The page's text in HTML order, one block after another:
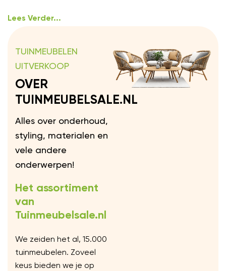
Lees Verder...
TUINMEUBELEN
UITVERKOOP
OVER
TUINMEUBELSALE.NL
Alles over onderhoud,
styling, materialen en
vele andere
onderwerpen!
Het assortiment
van
Tuinmeubelsale.nl
We zeiden het al, 15.000
tuinmeubelen. Zoveel
keus bieden we je op